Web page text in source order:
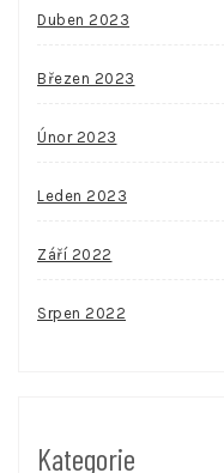
Duben 2023
Březen 2023
Únor 2023
Leden 2023
Září 2022
Srpen 2022
Kategorie